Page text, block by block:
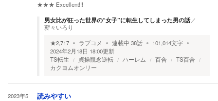
★★★ Excellent!!!
男女比が狂った世界の“女子”に転生してしまった男の話／
薪々いろり
★2,717 ラブコメ 連載中 38話 101,014文字
2024年2月18日 18:00更新
TS転生
貞操観念逆転 ハーレム 百合
TS百合
カクヨムオンリー
2023年5
読みやすい